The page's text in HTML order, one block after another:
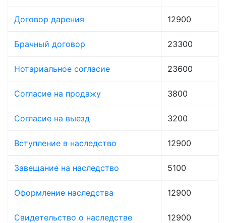
Договор дарения 12900
Брачный договор 23300
Нотариальное согласие 23600
Согласие на продажу 3800
Согласие на выезд 3200
Вступление в наследство 12900
Завещание на наследство 5100
Оформление наследства 12900
Свидетельство о наследстве 12900